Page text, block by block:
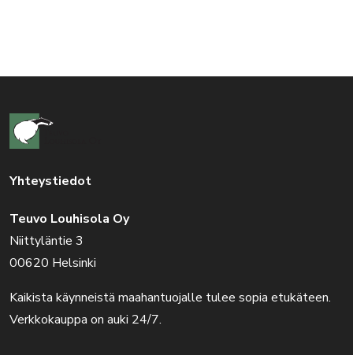
Yhteystiedot
Teuvo Louhisola Oy
Niittyläntie 3
00620 Helsinki
Kaikista käynneistä maahantuojalle tulee sopia etukäteen.
Verkkokauppa on auki 24/7.